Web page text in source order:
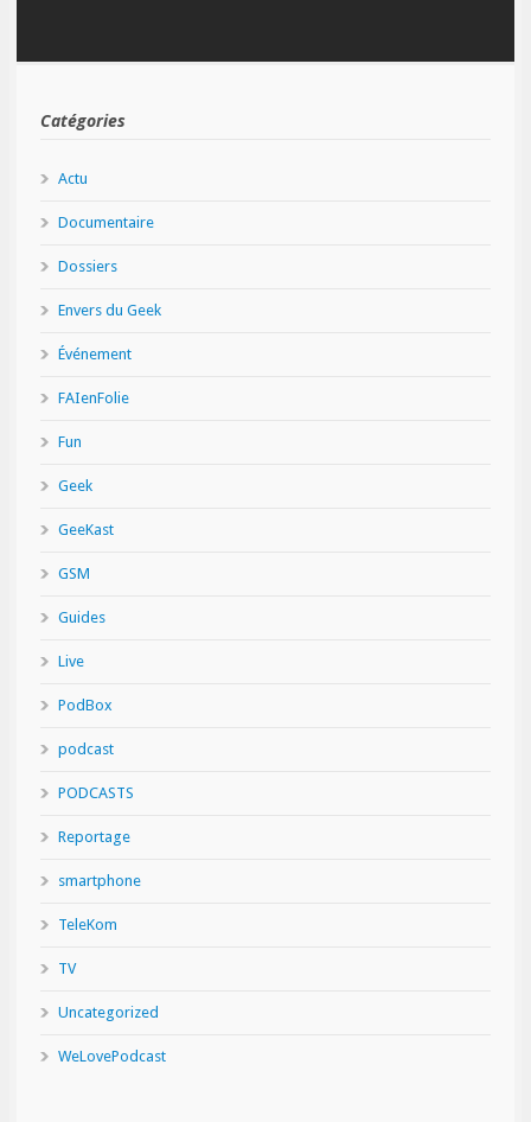
Catégories
Actu
Documentaire
Dossiers
Envers du Geek
Événement
FAIenFolie
Fun
Geek
GeeKast
GSM
Guides
Live
PodBox
podcast
PODCASTS
Reportage
smartphone
TeleKom
TV
Uncategorized
WeLovePodcast